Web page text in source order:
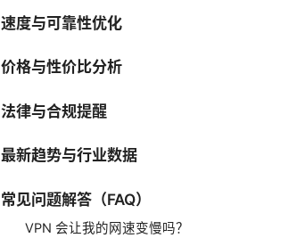
速度与可靠性优化
价格与性价比分析
法律与合规提醒
最新趋势与行业数据
常见问题解答（FAQ）
VPN 会让我的网速变慢吗？